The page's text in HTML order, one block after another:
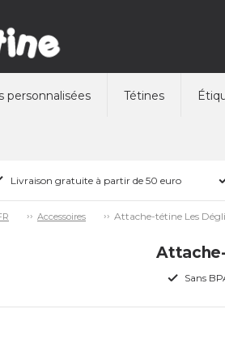
personnalisées Tétines
Livraison gratuite à partir de 50 euro
Accessoires Attache-tétine Les
Sans